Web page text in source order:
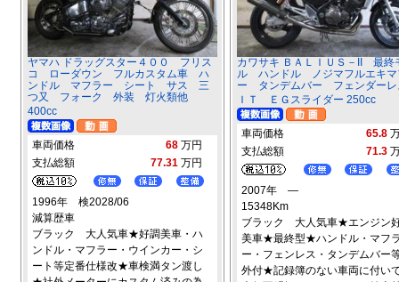
ヤマハ ドラッグスター４００ フリス
コ ローダウン フルカスタム車 ハ
ンドル マフラー シート サス 三
つ又 フォーク 外装 灯火類他
400cc
車両価格 68 万円
支払総額
77.31 万円
1996年 検2028/06
減算歴車
ブラック 大人気車★好調美車・ハ
ンドル・マフラー・ウインカー・シ
ート等定番仕様改★車検満タン渡し
カワサキ ＢＡＬＩＵＳ－II 最終
ル ハンドル ノジマフルエキマ
ー タンデムバー フェンダーレ
ＩＴ ＥＧスライダー 250cc
車両価格 65.8
支払総額
71.3
2007年 ―
15348Km
ブラック 大人気車★エンジン
美車★最終型★ハンドル・マフ
ー・フェンレス・タンデムバー
外付★記録簿のない車両に付い